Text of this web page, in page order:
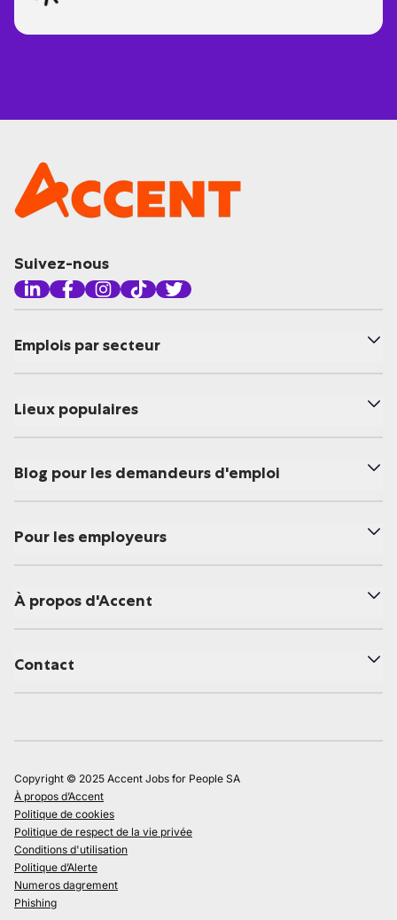
Suivez-nous
Emplois par secteur
Lieux populaires
Blog pour les demandeurs d'emploi
Pour les employeurs
À propos d'Accent
Contact
Copyright © 2025 Accent Jobs for People SA
À propos d’Accent
Politique de cookies
Politique de respect de la vie privée
Conditions d'utilisation
Politique d’Alerte
Numeros dagrement
Phishing